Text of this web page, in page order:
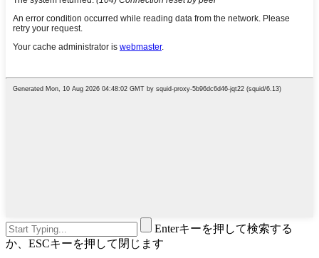
Enterキーを押して検索する
か、ESCキーを押して閉じます